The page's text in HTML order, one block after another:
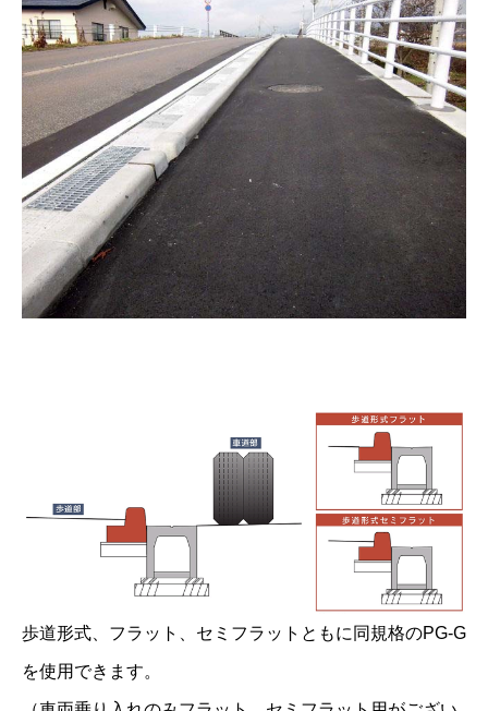
歩道形式、フラット、セミフラットともに同規格のPG-G
を使用できます。